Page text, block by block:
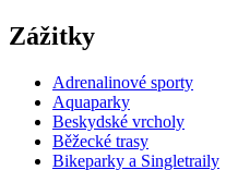
Zážitky
Adrenalinové sporty
Aquaparky
Beskydské vrcholy
Běžecké trasy
Bikeparky a Singletraily